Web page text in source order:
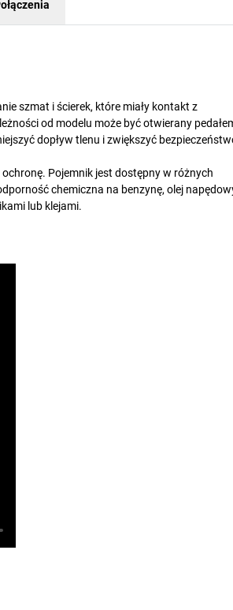
szmat i ścierek, które miały kontakt z
od modelu może być otwierany
dopływ tlenu i zwiększyć
Pojemnik jest dostępny w różnych
chemiczna na benzynę, olej
lub klejami.